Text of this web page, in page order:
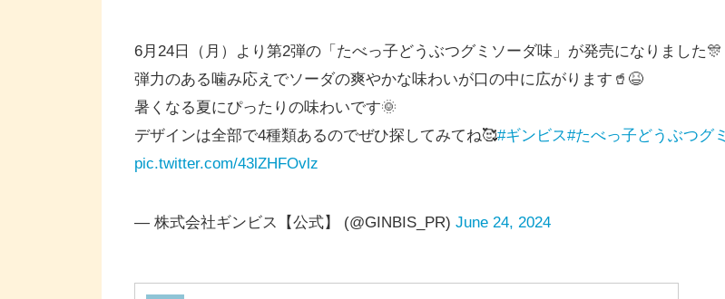
6月24日（月）より第2弾の「たべっ子どうぶつグミソーダ味」が発売になりました🎊
弾力のある噛み応えでソーダの爽やかな味わいが口の中に広がります🥤😆
暑くなる夏にぴったりの味わいです🌞
デザインは全部で4種類あるのでぜひ探してみてね🥰 #ギンビス #たべっ子どうぶつグミ
pic.twitter.com/43lZHFOvlz
— 株式会社ギンビス【公式】 (@GINBIS_PR) June 24, 2024